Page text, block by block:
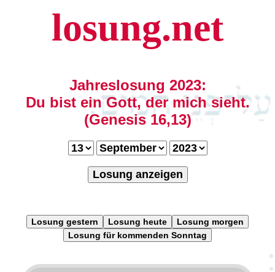
losung.net
Jahreslosung 2023:
Du bist ein Gott, der mich sieht.
(Genesis 16,13)
Losung anzeigen
Losung gestern Losung heute
Losung morgen
Losung für kommenden Sonntag